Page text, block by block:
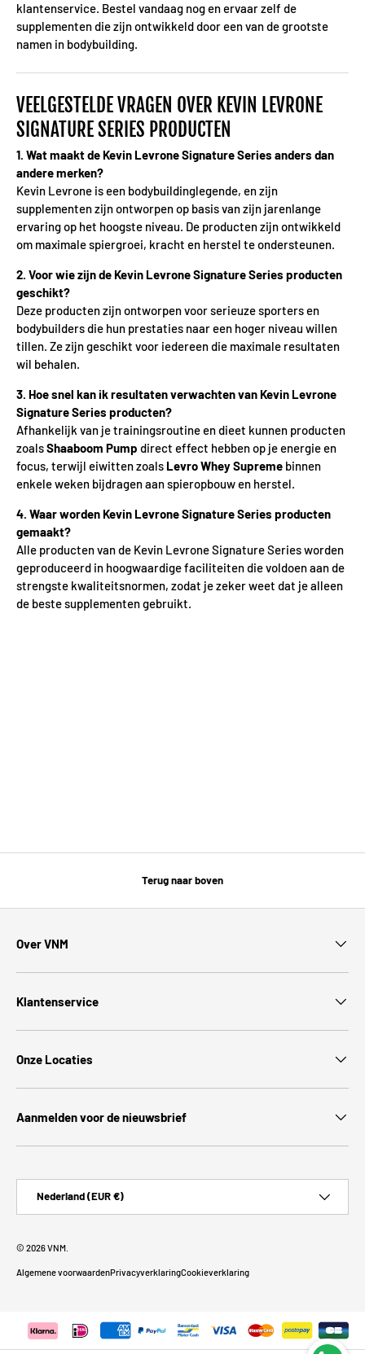
klantenservice. Bestel vandaag nog en ervaar zelf de
supplementen die zijn ontwikkeld door een van de grootste
namen in bodybuilding.
VEELGESTELDE VRAGEN OVER KEVIN LEVRONE
SIGNATURE SERIES PRODUCTEN
1. Wat maakt de Kevin Levrone Signature Series anders dan
andere merken?
Kevin Levrone is een bodybuildinglegende, en zijn
supplementen zijn ontworpen op basis van zijn jarenlange
ervaring op het hoogste niveau. De producten zijn ontwikkeld
om maximale spiergroei, kracht en herstel te ondersteunen.
2. Voor wie zijn de Kevin Levrone Signature Series producten
geschikt?
Deze producten zijn ontworpen voor serieuze sporters en
bodybuilders die hun prestaties naar een hoger niveau willen
tillen. Ze zijn geschikt voor iedereen die maximale resultaten
wil behalen.
3. Hoe snel kan ik resultaten verwachten van Kevin Levrone
Signature Series producten?
Afhankelijk van je trainingsroutine en dieet kunnen producten
zoalsShaaboom Pump direct effect hebben op je energie en
focus, terwijl eiwitten zoals Levro Whey Supreme binnen
enkele weken bijdragen aan spieropbouw en herstel.
4. Waar worden Kevin Levrone Signature Series producten
gemaakt?
Alle producten van de Kevin Levrone Signature Series worden
geproduceerd in hoogwaardige faciliteiten die voldoen aan de
strengste kwaliteitsnormen, zodat je zeker weet dat je alleen
de beste supplementen gebruikt.
Terug naar boven
Over VNM
Klantenservice
Onze Locaties
Aanmelden voor de nieuwsbrief
Nederland (EUR €)
© 2026VNM
Algemene voorwaardenPrivacyverklaringCookieverklaring